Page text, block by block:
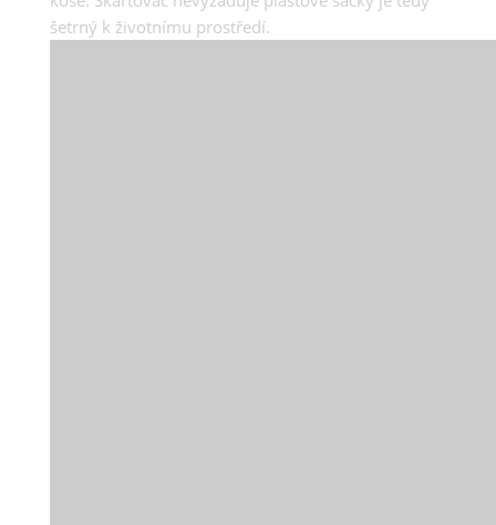
šetrný k životnímu prostředí.